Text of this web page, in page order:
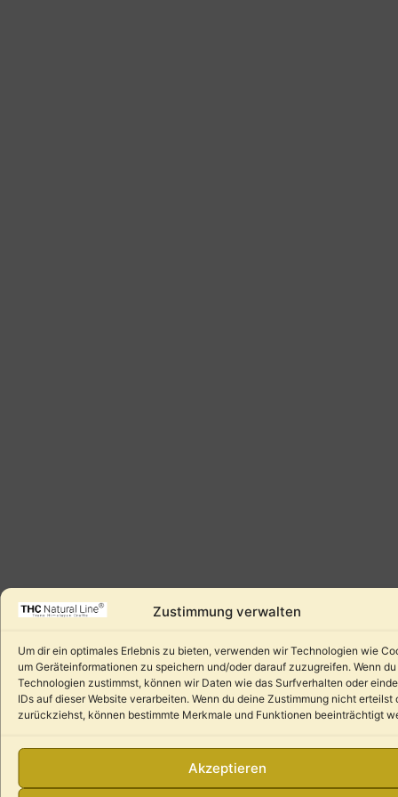
Zustimmung verwalten
Um dir ein optimales Erlebnis zu bieten, verwenden wir Technologien wie
um Geräteinformationen zu speichern und/oder darauf zuzugreifen. Wenn
Technologien zustimmst, können wir Daten wie das Surfverhalten oder
IDs auf dieser Website verarbeiten. Wenn du deine Zustimmung nicht erteilst
zurückziehst, können bestimmte Merkmale und Funktionen beeinträchtigt
Akzeptieren